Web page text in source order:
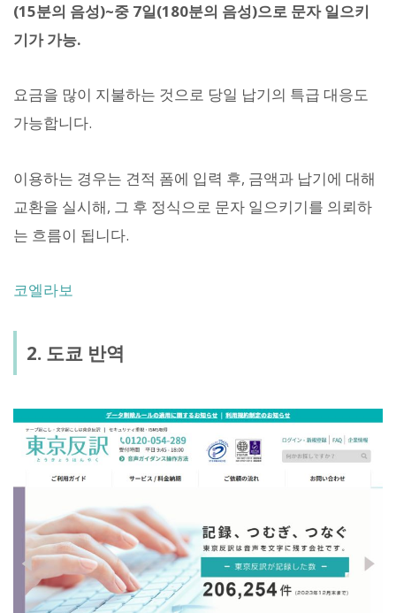
(15분의 음성)~중 7일(180분의 음성)으로 문자 일으키
기가 가능.
요금을 많이 지불하는 것으로 당일 납기의 특급 대응도
가능합니다.
이용하는 경우는 견적 폼에 입력 후, 금액과 납기에 대해
교환을 실시해, 그 후 정식으로 문자 일으키기를 의뢰하
는 흐름이 됩니다.
코엘라보
2. 도쿄 반역